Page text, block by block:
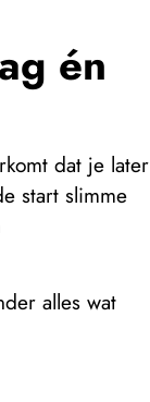
én
dat je later
start slimme
alles wat